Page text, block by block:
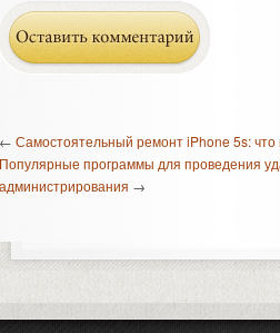
Самостоятельный ремонт iPhone 5s: что
программы для проведения
→